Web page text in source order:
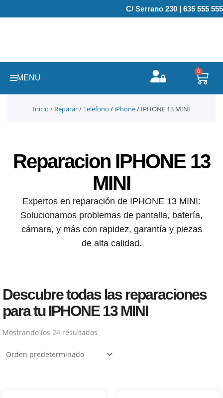
al
C/ Serrano 230 | 635 555 555
MENU
0
Inicio / Reparar/Telefono / iPhone/ IPHONE 13 MINI
Reparacion IPHONE 13
MINI
Expertos en reparación de IPHONE 13 MINI:
Solucionamos problemas de pantalla, batería,
cámara, y más con rapidez, garantía y piezas
de alta calidad.
Descubre todas las reparaciones
para tu IPHONE 13 MINI
Mostrando los 24 resultados